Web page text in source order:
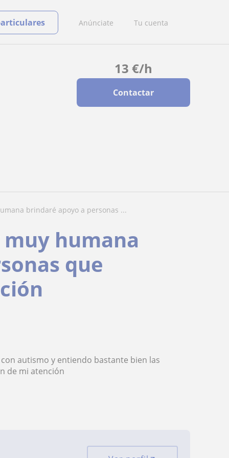
Anúnciate Tu cuenta
13 €/h
Contactar
brindaré apoyo a personas ...
humana
que
autismo y entiendo bastante bien las
de mi atención